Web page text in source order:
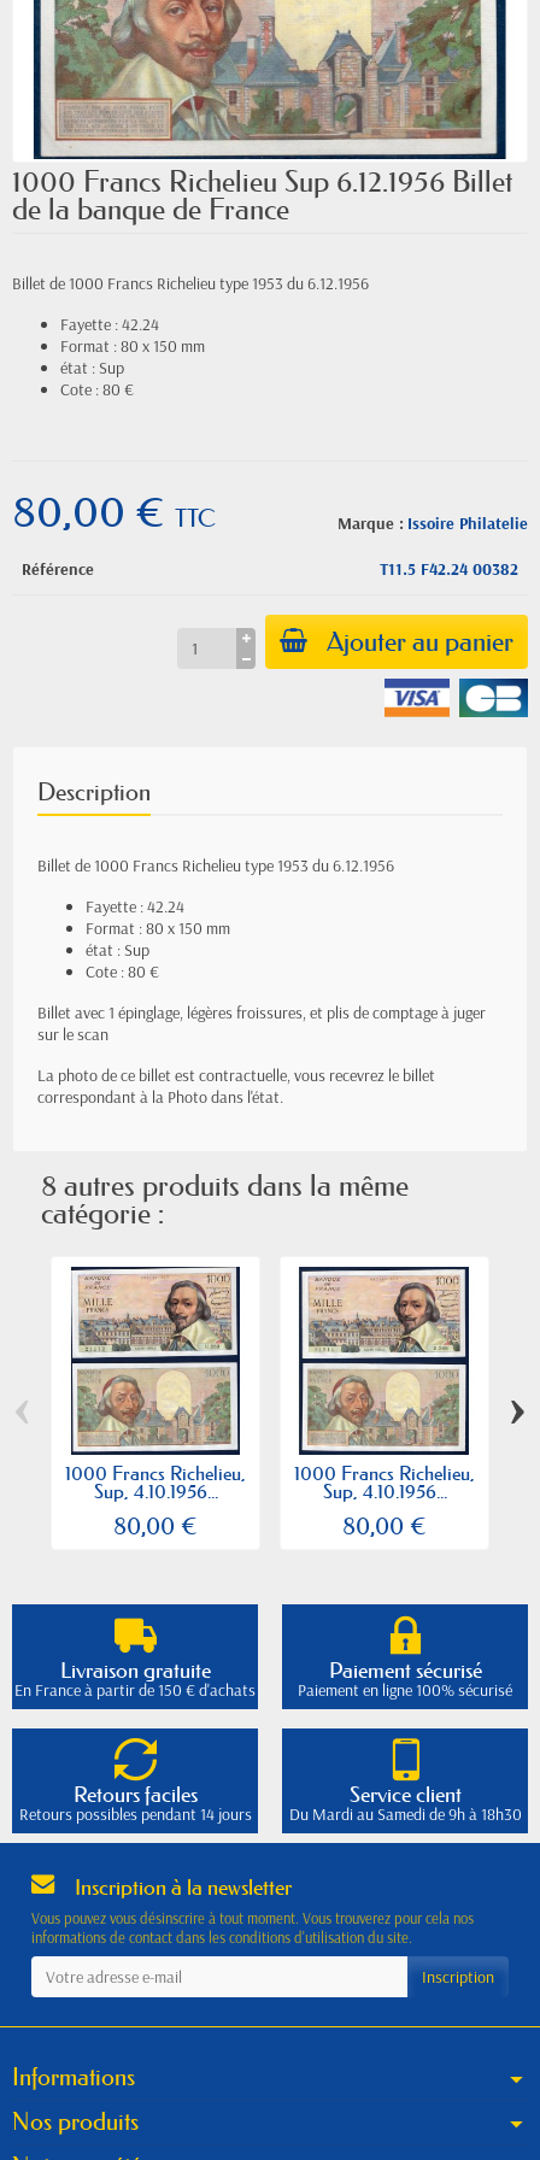
1000 Francs Richelieu Sup 6.12.1956 Billet
de la banque de France
Billet de 1000 Francs Richelieu type 1953 du 6.12.1956
Fayette : 42.24
Format : 80 x 150 mm
état : Sup
Cote : 80 €
Marque : Issoire Philatelie
80,00 € TTC
Référence T11.5 F42.24 00382
Ajouter au panier
Description
Billet de 1000 Francs Richelieu type 1953 du 6.12.1956
Fayette : 42.24
Format : 80 x 150 mm
état : Sup
Cote : 80 €
Billet avec 1 épinglage, légères froissures, et plis de comptage à juger
sur le scan
La photo de ce billet est contractuelle, vous recevrez le billet
correspondant à la Photo dans l'état.
8 autres produits dans la même
catégorie :
1000 Francs Richelieu,
Sup, 4.10.1956...
80,00 €
1000 Francs Richelieu,
Sup, 4.10.1956...
80,00 €
‹ ›
Livraison gratuite
En France à partir de 150 € d'achats
Paiement sécurisé
Paiement en ligne 100% sécurisé
Retours faciles
Retours possibles pendant 14 jours
Service client
Du Mardi au Samedi de 9h à 18h30
Inscription à la newsletter
Vous pouvez vous désinscrire à tout moment. Vous trouverez pour cela nos
informations de contact dans les conditions d'utilisation du site.
Informations
Nos produits